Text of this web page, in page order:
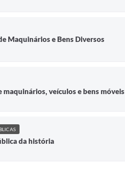
Maquinários e Bens Diversos
veículos e bens móveis
da história